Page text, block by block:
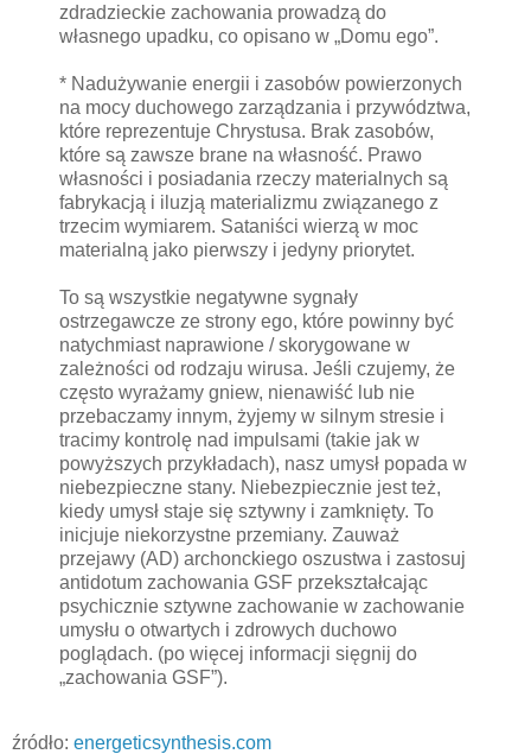
zdradzieckie zachowania prowadzą do
własnego upadku, co opisano w „Domu ego”.
* Nadużywanie energii i zasobów powierzonych
na mocy duchowego zarządzania i przywództwa,
które reprezentuje Chrystusa. Brak zasobów,
które są zawsze brane na własność. Prawo
własności i posiadania rzeczy materialnych są
fabrykacją i iluzją materializmu związanego z
trzecim wymiarem. Sataniści wierzą w moc
materialną jako pierwszy i jedyny priorytet.
To są wszystkie negatywne sygnały
ostrzegawcze ze strony ego, które powinny być
natychmiast naprawione / skorygowane w
zależności od rodzaju wirusa. Jeśli czujemy, że
często wyrażamy gniew, nienawiść lub nie
przebaczamy innym, żyjemy w silnym stresie i
tracimy kontrolę nad impulsami (takie jak w
powyższych przykładach), nasz umysł popada w
niebezpieczne stany. Niebezpiecznie jest też,
kiedy umysł staje się sztywny i zamknięty. To
inicjuje niekorzystne przemiany. Zauważ
przejawy (AD) archonckiego oszustwa i zastosuj
antidotum zachowania GSF przekształcając
psychicznie sztywne zachowanie w zachowanie
umysłu o otwartych i zdrowych duchowo
poglądach. (po więcej informacji sięgnij do
„zachowania GSF”).
źródło: energeticsynthesis.com